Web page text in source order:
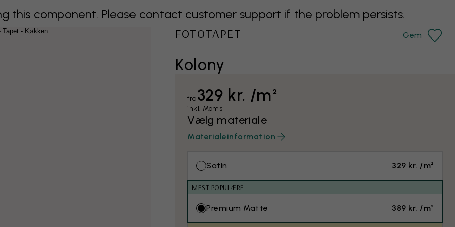
this component. Please contact customer support if the problem persists.
Kolony
FOTOTAPET Gem
fra329 kr. /m²
inkl. Moms
Vælg materiale
Materialeinformation
Satin 329 kr. /m²
MEST POPULÆRE
Premium Matte 389 kr. /m²